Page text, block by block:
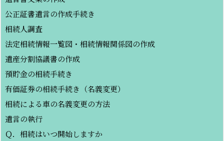
公正証書遺言の作成手続き
相続人調査
法定相続情報一覧図・相続情報関係図の作成
遺産分割協議書の作成
預貯金の相続手続き
有価証券の相続手続き（名義変更）
相続による車の名義変更の方法
遺言の執行
Ｑ．相続はいつ開始しますか